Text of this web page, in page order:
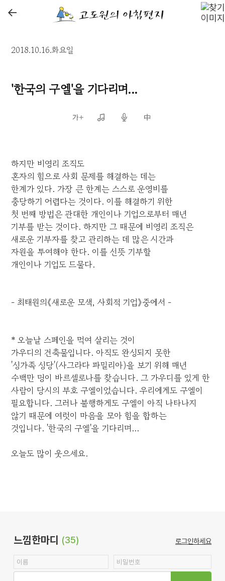
←
2018.10.16.화요일
'한국의 구엘'을 기다리며...
하지만 비영리 조직도
혼자의 힘으로 사회 문제를 해결하는 데는
한계가 있다. 가장 큰 한계는 스스로 운영비를
충당하기 어렵다는 것이다. 이를 해결하기 위한
첫 번째 방법은 관대한 개인이나 기업으로부터 매년
기부를 받는 것이다. 하지만 그 때문에 비영리 조직은
새로운 기부자를 찾고 관리하는 데 많은 시간과
자원을 투여해야 한다. 이를 선뜻 기부할
개인이나 기업도 드물다.
- 최태원의《새로운 모색, 사회적 기업》중에서 -
* 오늘날 스페인을 먹여 살리는 것이
가우디의 건축물입니다. 아직도 완성되지 못한
'성가족 성당'(사그라다 파밀리아)을 보기 위해 매년
수백만 명이 바르셀로나를 찾습니다. 그 가우디를 있게 한
사람이 당시의 부호 구엘이었습니다. 우리에게도 구엘이
필요합니다. 그러나 불행하게도 구엘이 아직 나타나지
않기 때문에 여럿이 마음을 모아 힘을 합하는
것입니다. '한국의 구엘'을 기다리며...
오늘도 많이 웃으세요.
느낌한마디 (35) 로그인하세요